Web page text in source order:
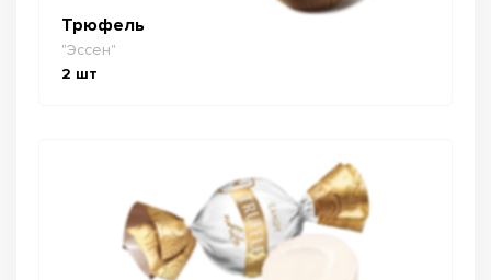
Трюфель
"Эссен"
2 шт